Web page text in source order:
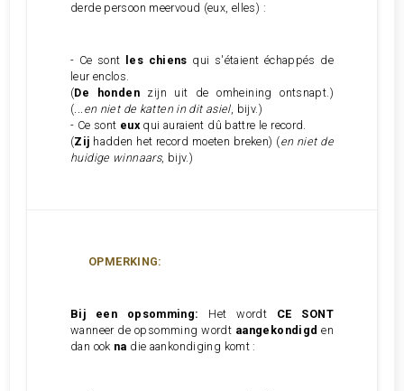
derde persoon meervoud (eux, elles) :
- Ce sont les chiens qui s'étaient échappés de
leur enclos.
(De hondenzijn uit de omheining ontsnapt.)
(...en niet de katten in dit asiel, bijv.)
- Ce sont eux qui auraient dû battre le record.
(Zij hadden het record moeten breken) (en niet de
huidige winnaars, bijv.)
OPMERKING:
Bij een opsomming: Het wordt CE SONT
wanneer de opsomming wordt aangekondigd en
dan ook na die aankondiging komt :